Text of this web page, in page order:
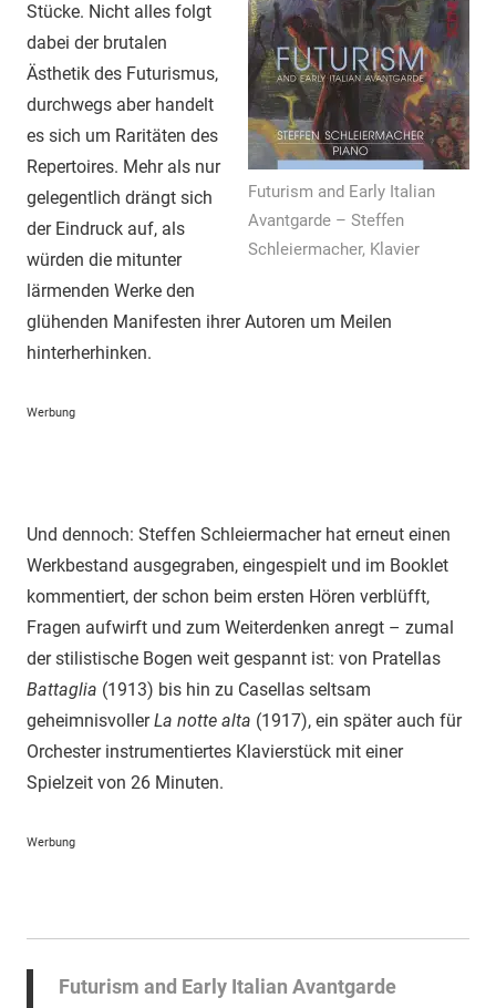
Futurism and Early Italian
Avantgarde – Steffen
Schleiermacher, Klavier
Stücke. Nicht alles folgt
dabei der brutalen
Ästhetik des Futurismus,
durchwegs aber handelt
es sich um Raritäten des
Repertoires. Mehr als nur
gelegentlich drängt sich
der Eindruck auf, als
würden die mitunter
lärmenden Werke den
glühenden Manifesten ihrer Autoren um Meilen
hinterherhinken.
Werbung
Und dennoch: Steffen Schleiermacher hat erneut einen
Werkbestand ausgegraben, eingespielt und im Booklet
kommentiert, der schon beim ersten Hören verblüfft,
Fragen aufwirft und zum Weiterdenken anregt – zumal
der stilistische Bogen weit gespannt ist: von Pratellas
Battaglia (1913) bis hin zu Casellas seltsam
geheimnisvollerLa notte alta (1917), ein später auch für
Orchester instrumentiertes Klavierstück mit einer
Spielzeit von 26 Minuten.
Werbung
Futurism and Early Italian Avantgarde